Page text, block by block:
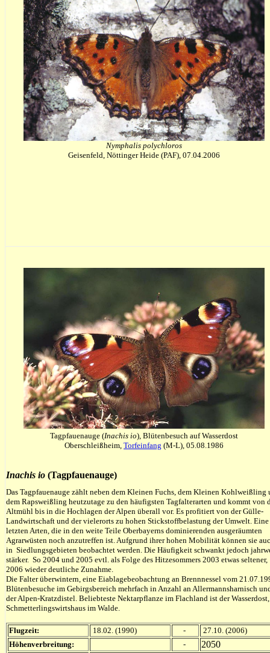
Nymphalis polychloros
Geisenfeld, Nöttinger Heide (PAF), 07.04.2006
Tagpfauenauge (Inachis io), Blütenbesuch auf Wasserdost
Oberschleißheim, Torfeinfang (M-L), 05.08.1986
Inachis io (Tagpfauenauge)
Das Tagpfauenauge zählt neben dem Kleinen Fuchs, dem Kleinen Kohlweißling
dem Rapsweißling heutzutage zu den häufigsten Tagfalterarten und kommt von
Altmühl bis in die Hochlagen der Alpen überall vor. Es profitiert von der Gülle-
Landwirtschaft und der vielerorts zu hohen Stickstoffbelastung der Umwelt. Eine
letzten Arten, die in den weite Teile Oberbayerns dominierenden ausgeräumten
Agrarwüsten noch anzutreffen ist. Aufgrund ihrer hohen Mobilität können sie
in Siedlungsgebieten beobachtet werden. Die Häufigkeit schwankt jedoch
stärker. So 2004 und 2005 evtl. als Folge des Hitzesommers 2003 etwas seltener,
2006 wieder deutliche Zunahme.
Die Falter überwintern, eine Eiablagebeobachtung an Brennnessel vom
Blütenbesuche im Gebirgsbereich mehrfach in Anzahl an Allermannsharnisch
der Alpen-Kratzdistel. Beliebteste Nektarpflanze im Flachland ist der Wasserdost,
Schmetterlingswirtshaus im Walde.
Flugzeit: 18.02. (1990) -
27.10. (2006)
Höhenverbreitung:
- 2050